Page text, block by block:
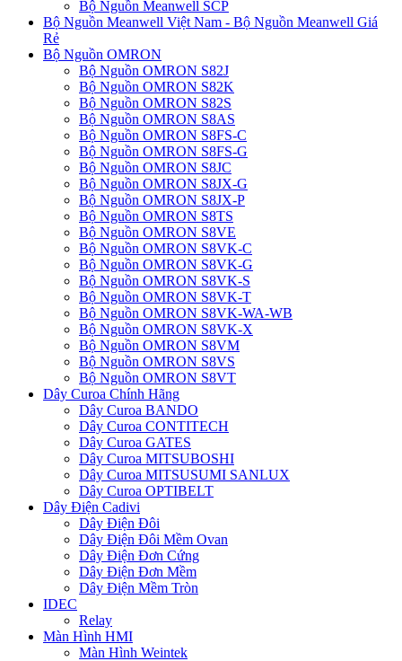
Bộ Nguồn Meanwell SCP
Bộ Nguồn Meanwell Việt Nam - Bộ Nguồn Meanwell Giá
Rẻ
Bộ Nguồn OMRON
Bộ Nguồn OMRON S82J
Bộ Nguồn OMRON S82K
Bộ Nguồn OMRON S82S
Bộ Nguồn OMRON S8AS
Bộ Nguồn OMRON S8FS-C
Bộ Nguồn OMRON S8FS-G
Bộ Nguồn OMRON S8JC
Bộ Nguồn OMRON S8JX-G
Bộ Nguồn OMRON S8JX-P
Bộ Nguồn OMRON S8TS
Bộ Nguồn OMRON S8VE
Bộ Nguồn OMRON S8VK-C
Bộ Nguồn OMRON S8VK-G
Bộ Nguồn OMRON S8VK-S
Bộ Nguồn OMRON S8VK-T
Bộ Nguồn OMRON S8VK-WA-WB
Bộ Nguồn OMRON S8VK-X
Bộ Nguồn OMRON S8VM
Bộ Nguồn OMRON S8VS
Bộ Nguồn OMRON S8VT
Dây Curoa Chính Hãng
Dây Curoa BANDO
Dây Curoa CONTITECH
Dây Curoa GATES
Dây Curoa MITSUBOSHI
Dây Curoa MITSUSUMI SANLUX
Dây Curoa OPTIBELT
Dây Điện Cadivi
Dây Điện Đôi
Dây Điện Đôi Mềm Ovan
Dây Điện Đơn Cứng
Dây Điện Đơn Mềm
Dây Điện Mềm Tròn
IDEC
Relay
Màn Hình HMI
Màn Hình Weintek